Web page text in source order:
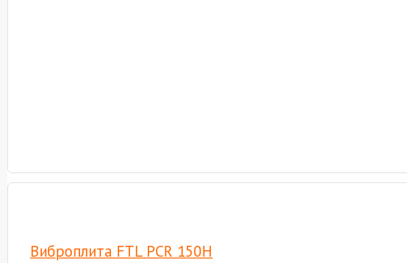
Виброплита FTL PCR 150H